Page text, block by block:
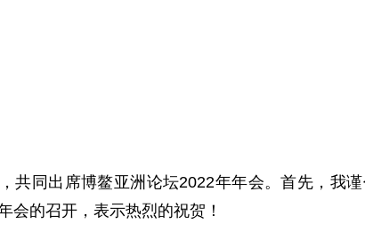
共同出席博鳌亚洲论坛2022年年会。首先，我
会的召开，表示热烈的祝贺！